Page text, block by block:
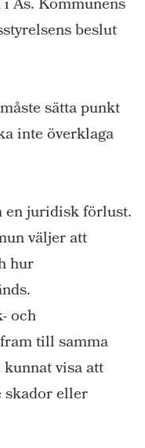
Ås. Kommunens
beslut
sätta punkt
inte överklaga
en juridisk förlust.
väljer att
hur
och
till samma
visa att
skador eller